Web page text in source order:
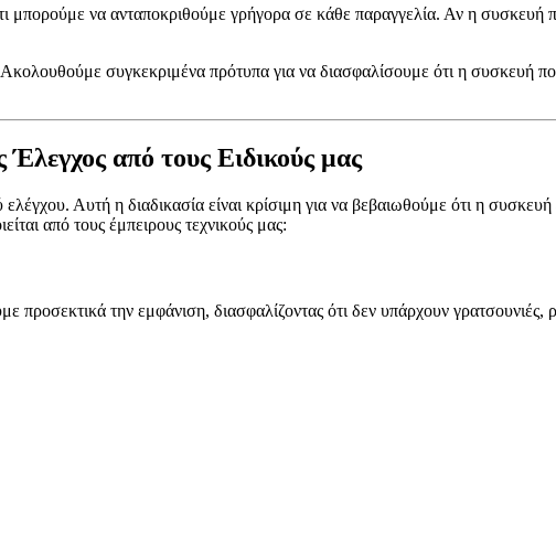
μπορούμε να ανταποκριθούμε γρήγορα σε κάθε παραγγελία. Αν η συσκευή
συγκεκριμένα πρότυπα για να διασφαλίσουμε ότι η συσκευή
Έλεγχος από τους Ειδικούς μας
Αυτή η διαδικασία είναι κρίσιμη για να βεβαιωθούμε ότι η συσκευή
από τους έμπειρους τεχνικούς μας:
προσεκτικά την εμφάνιση, διασφαλίζοντας ότι δεν υπάρχουν